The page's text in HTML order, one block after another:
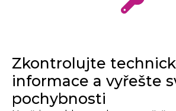
Zkontrolujte
informace a vyřešte
pochybnosti